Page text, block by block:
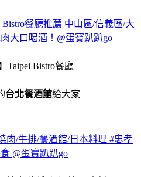
Bistro餐廳推薦 中山區/信義區/大
大口喝酒！@蛋寶趴趴go
台北餐酒館給大家
肉/牛排/餐酒館/日本料理 #忠孝
@蛋寶趴趴go